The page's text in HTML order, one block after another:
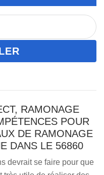
RAMONAGE
POUR
DE RAMONAGE
DANS LE 56860
devrait se faire pour que